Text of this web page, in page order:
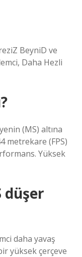
BeyniD ve
Daha Hezli
(MS) altına
metrekare (FPS)
Yüksek
düşer
daha yavaş
yüksek çerçeve